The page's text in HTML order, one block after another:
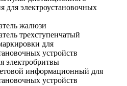
для электроустановочных
жалюзи
трехступенчатый
для
устройств
электробритвы
информационный для
устройств